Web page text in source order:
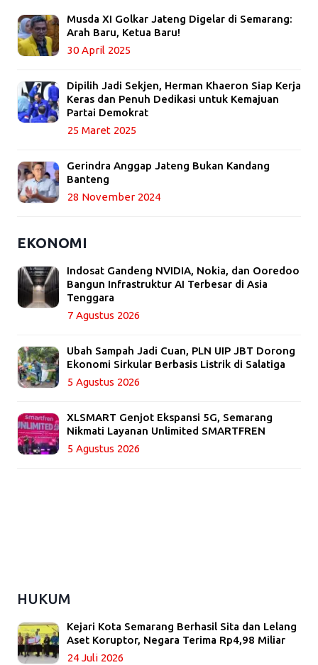
Musda XI Golkar Jateng Digelar di Semarang:
Arah Baru, Ketua Baru!
30 April 2025
Dipilih Jadi Sekjen, Herman Khaeron Siap Kerja
Keras dan Penuh Dedikasi untuk Kemajuan
Partai Demokrat
25 Maret 2025
Gerindra Anggap Jateng Bukan Kandang
Banteng
28 November 2024
EKONOMI
Indosat Gandeng NVIDIA, Nokia, dan Ooredoo
Bangun Infrastruktur AI Terbesar di Asia
Tenggara
7 Agustus 2026
Ubah Sampah Jadi Cuan, PLN UIP JBT Dorong
Ekonomi Sirkular Berbasis Listrik di Salatiga
5 Agustus 2026
XLSMART Genjot Ekspansi 5G, Semarang
Nikmati Layanan Unlimited SMARTFREN
5 Agustus 2026
HUKUM
Kejari Kota Semarang Berhasil Sita dan Lelang
Aset Koruptor, Negara Terima Rp4,98 Miliar
24 Juli 2026